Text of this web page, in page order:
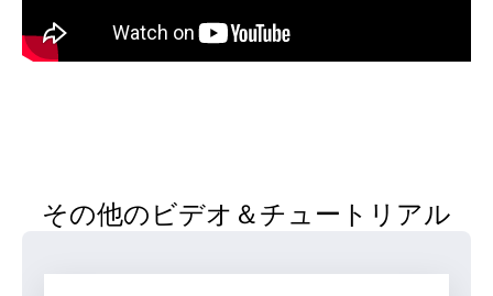
その他のビデオ＆チュートリアル